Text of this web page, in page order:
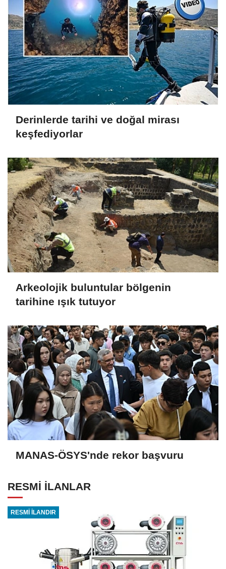
Derinlerde tarihi ve doğal mirası
keşfediyorlar
Arkeolojik buluntular bölgenin
tarihine ışık tutuyor
MANAS-ÖSYS'nde rekor başvuru
RESMİ İLANLAR
RESMİ İLANDIR